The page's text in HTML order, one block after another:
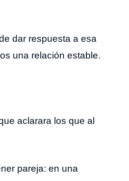
dar respuesta a esa
una relación estable.
aclarara los que al
pareja: en una